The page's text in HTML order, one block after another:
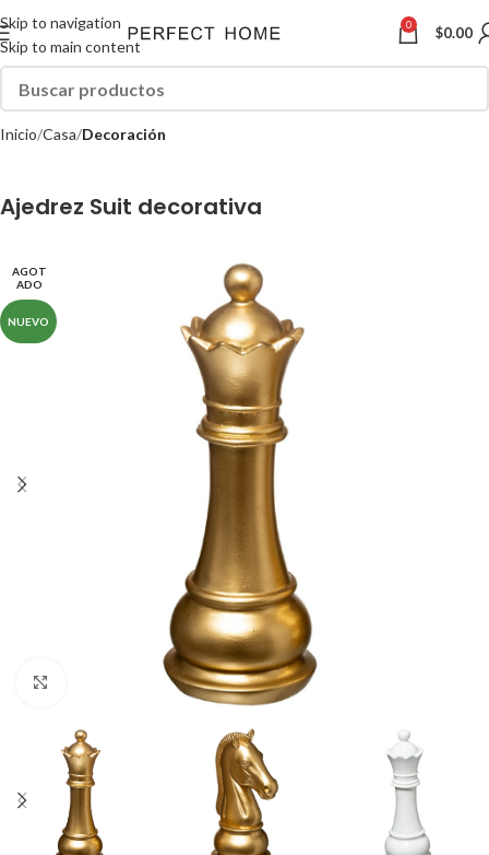
Skip to navigation
Skip to main content
0 $0.00
Inicio Casa Decoración
Ajedrez Suit decorativa
AGOT
ADO
NUEVO
Click to enlarge